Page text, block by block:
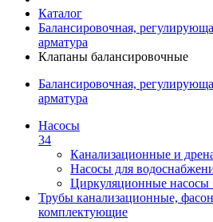
Каталог
Балансировочная,
арматура
Клапаны балансировочные
Балансировочная,
арматура
Насосы
34
Канализационные и
Насосы для
Циркуляционные насосы
Трубы канализационные,
комплектующие